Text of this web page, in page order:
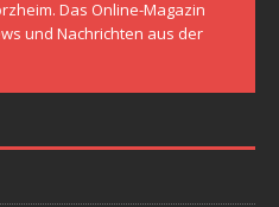
Das Online-Magazin
und Nachrichten aus der